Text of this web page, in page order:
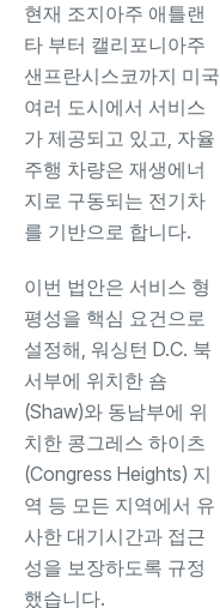
현재 조지아주 애틀랜
타 부터 캘리포니아주
샌프란시스코까지 미국
여러 도시에서 서비스
가 제공되고 있고, 자율
주행 차량은 재생에너
지로 구동되는 전기차
를 기반으로 합니다.
이번 법안은 서비스 형
평성을 핵심 요건으로
설정해, 워싱턴 D.C. 북
서부에 위치한 숌
(Shaw)와 동남부에 위
치한 콩그레스 하이츠
(Congress Heights) 지
역 등 모든 지역에서 유
사한 대기시간과 접근
성을 보장하도록 규정
했습니다.